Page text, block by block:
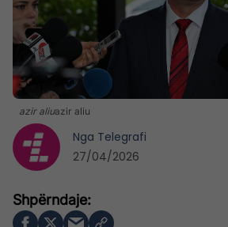
azir aliuazir aliu
Nga Telegrafi
27/04/2026